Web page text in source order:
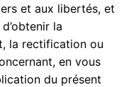
et aux libertés, et
la
la rectification ou
en vous
du présent